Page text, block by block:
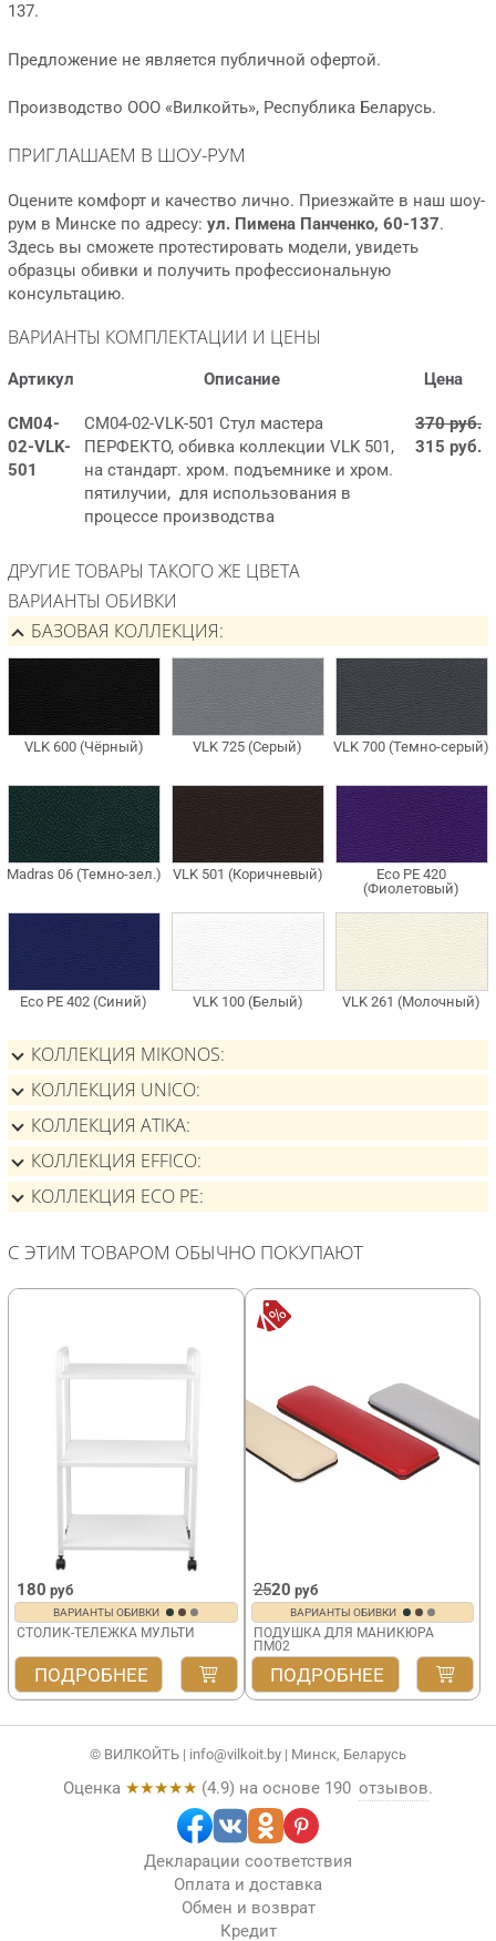
137.
Предложение не является публичной офертой.
Производство ООО «Вилкойть», Республика Беларусь.
ПРИГЛАШАЕМ В ШОУ-РУМ
Оцените комфорт и качество лично. Приезжайте в наш шоу-
рум в Минске по адресу: ул. Пимена Панченко, 60-137.
Здесь вы сможете протестировать модели, увидеть
образцы обивки и получить профессиональную
консультацию.
ВАРИАНТЫ КОМПЛЕКТАЦИИ И ЦЕНЫ
Артикул Описание Цена
СМ04-
02-VLK-
501
СМ04-02-VLK-501 Стул мастера
ПЕРФЕКТО, обивка коллекции VLK 501,
на стандарт. хром. подъемнике и хром.
пятилучии, для использования в
процессе производства
370 руб.
315 руб.
ДРУГИЕ ТОВАРЫ ТАКОГО ЖЕ ЦВЕТА
ВАРИАНТЫ ОБИВКИ
БАЗОВАЯ КОЛЛЕКЦИЯ
КОЛЛЕКЦИЯ MIKONOS
КОЛЛЕКЦИЯ UNICO
КОЛЛЕКЦИЯ ATIKA
КОЛЛЕКЦИЯ EFFICO
КОЛЛЕКЦИЯ ECO PE
С ЭТИМ ТОВАРОМ ОБЫЧНО ПОКУПАЮТ
180 руб
ВАРИАНТЫ ОБИВКИ
СТОЛИК-ТЕЛЕЖКА МУЛЬТИ
ПОДРОБНЕЕ
2520 руб
ВАРИАНТЫ ОБИВКИ
ПОДУШКА ДЛЯ МАНИКЮРА
ПМ02
VLK 261
ПОДРОБНЕЕ
© ВИЛКОЙТЬ | info@vilkoit.by | Минск, Беларусь
Оценка ★★★★★ (4.9) на основе 190 отзывов.
Декларации соответствия
Оплата и доставка
Обмен и возврат
Кредит